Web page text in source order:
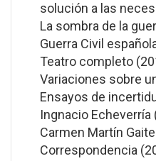
solución a las
La sombra de la
Guerra Civil
Teatro completo
Variaciones sobre
Ensayos de
Ingnacio Echeverría
Carmen Martín
Correspondencia